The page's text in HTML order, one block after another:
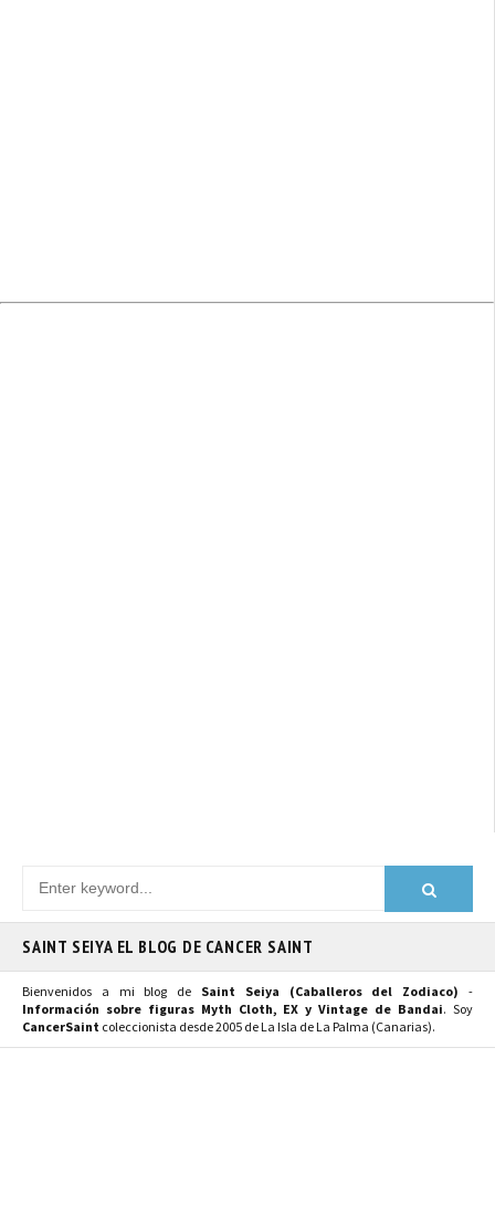
SAINT SEIYA EL BLOG DE CANCER SAINT
Bienvenidos a mi blog de Saint Seiya (Caballeros del Zodiaco) -
Información sobre figuras Myth Cloth, EX y Vintage de Bandai. Soy
CancerSaint coleccionista desde 2005 de La Isla de La Palma (Canarias).